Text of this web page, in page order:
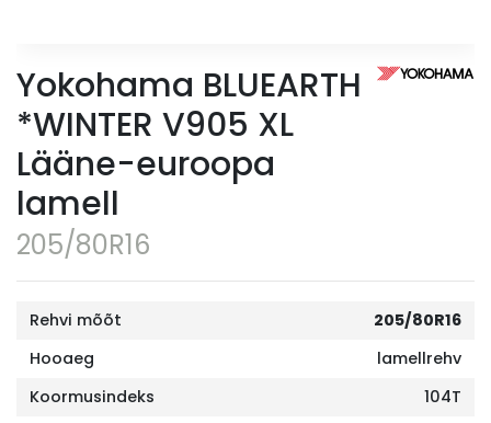
205/80R16
Yokohama BLUEARTH
*WINTER V905 XL
Lääne-euroopa
lamell
Rehvi mõõt
205/80R16
Hooaeg
lamellrehv
Koormusindeks
104T